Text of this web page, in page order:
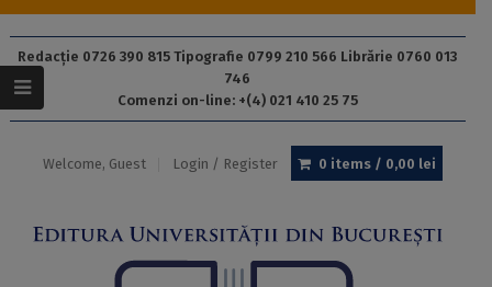
Redacție 0726 390 815 Tipografie 0799 210 566 Librărie 0760 013
746
Comenzi on-line: +(4) 021 410 25 75
Welcome, Guest Login / Register 0 items / 0,00 lei